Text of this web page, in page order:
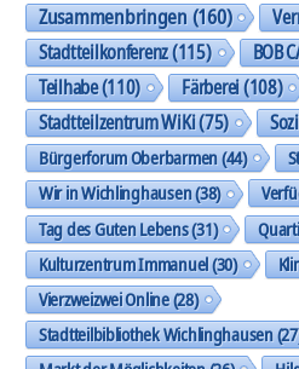
Zusammenbringen(160)
Stadtteilkonferenz(115) BOB
Teilhabe(110) Färberei(108)
Stadtteilzentrum WiKi(75)
Bürgerforum Oberbarmen(44)
Wir in Wichlinghausen(38)
Tag des Guten Lebens(31)
Kulturzentrum Immanuel(30)
Vierzweizwei Online(28)
Stadtteilbibliothek Wichlinghausen